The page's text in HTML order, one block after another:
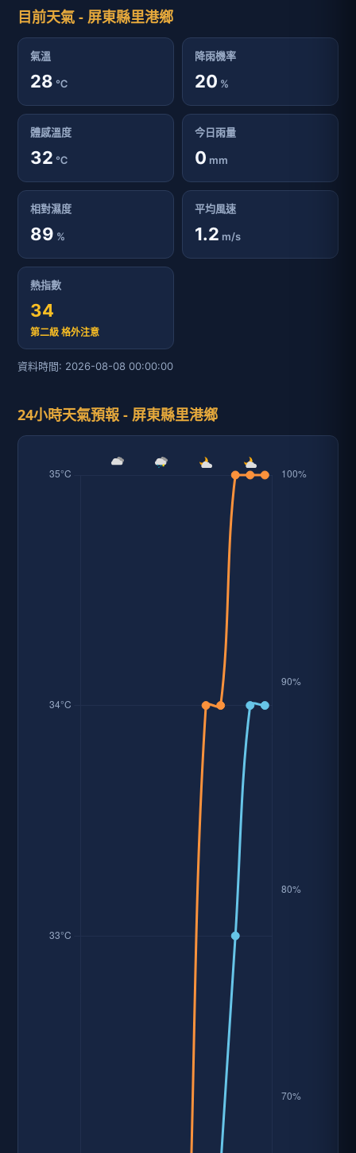
目前天氣 - 屏東縣里港鄉
氣溫
28 ℃
降雨機率
20 %
體感溫度
32 ℃
今日雨量
0 mm
相對濕度
89 %
平均風速
1.2 m/s
熱指數
34
第二級 格外注意
資料時間: 2026-08-08 00:00:00
24小時天氣預報 - 屏東縣里港鄉